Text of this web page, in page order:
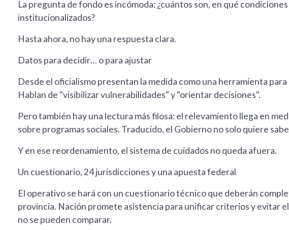
La pregunta de fondo es incómoda: ¿cuántos son, en qué
institucionalizados?
Hasta ahora, no hay una respuesta clara.
Datos para decidir… o para ajustar
Desde el oficialismo presentan la medida como una herramienta
Hablan de "visibilizar vulnerabilidades" y "orientar decisiones".
Pero también hay una lectura más filosa: el relevamiento llega en
sobre programas sociales. Traducido, el Gobierno no solo quiere
Y en ese reordenamiento, el sistema de cuidados no queda afuera.
Un cuestionario, 24 jurisdicciones y una apuesta federal
El operativo se hará con un cuestionario técnico que deberán
provincia. Nación promete asistencia para unificar criterios y evitar
no se pueden comparar.